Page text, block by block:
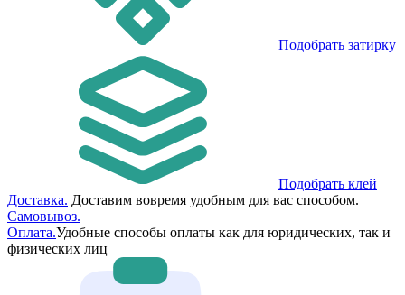
Подобрать затирку
Подобрать клей
Доставка. Доставим вовремя удобным для вас способом.
Самовывоз.
Оплата.Удобные способы оплаты как для юридических, так и
физических лиц